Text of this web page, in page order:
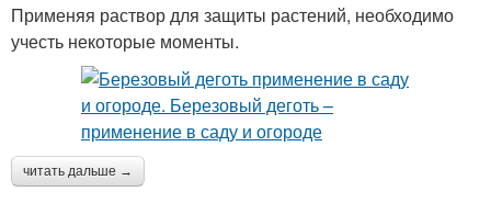
Применяя раствор для защиты растений, необходимо
учесть некоторые моменты.
читать дальше →